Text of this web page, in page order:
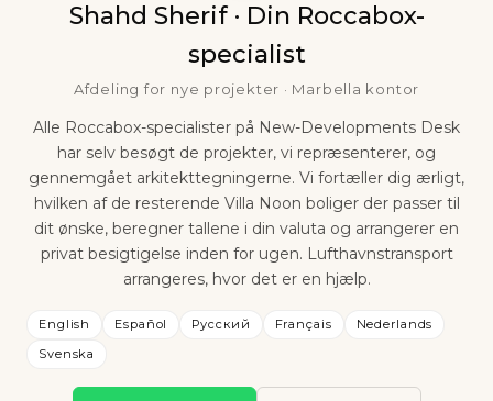
Shahd Sherif · Din Roccabox-
specialist
Afdeling for nye projekter · Marbella kontor
Alle Roccabox-specialister på New-Developments Desk
har selv besøgt de projekter, vi repræsenterer, og
gennemgået arkitekttegningerne. Vi fortæller dig ærligt,
hvilken af de resterende Villa Noon boliger der passer til
dit ønske, beregner tallene i din valuta og arrangerer en
privat besigtigelse inden for ugen. Lufthavnstransport
arrangeres, hvor det er en hjælp.
English Español Русский Français
Nederlands
Svenska